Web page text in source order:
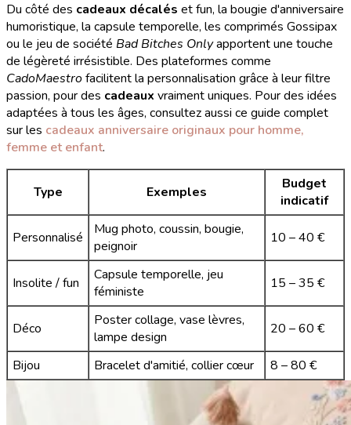
Du côté des cadeaux décalés et fun, la bougie d'anniversaire
humoristique, la capsule temporelle, les comprimés Gossipax
ou le jeu de société Bad Bitches Onlyapportent une touche
de légèreté irrésistible. Des plateformes comme
CadoMaestrofacilitent la personnalisation grâce à leur filtre
passion, pour des cadeaux vraiment uniques. Pour des idées
adaptées à tous les âges, consultez aussi ce guide complet
sur les cadeaux anniversaire originaux pour homme,
femme et enfant.
Type Exemples
Budget
indicatif
Personnalisé
Mug photo, coussin, bougie,
peignoir
10 – 40 €
Insolite / fun
Capsule temporelle, jeu
féministe
15 – 35 €
Déco
Poster collage, vase lèvres,
lampe design
20 – 60 €
Bijou Bracelet d'amitié, collier cœur 8 – 80 €